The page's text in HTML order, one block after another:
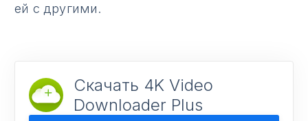
ей с другими.
Скачать 4K Video
Downloader Plus